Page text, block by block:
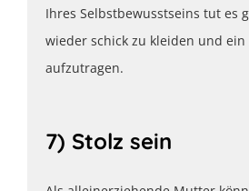
Ihres Selbstbewusstseins tut es
wieder schick zu kleiden und ein
aufzutragen.
7) Stolz sein